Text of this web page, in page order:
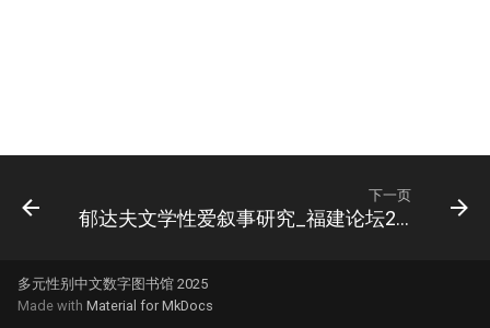
下一页
郁达夫文学性爱叙事研究_福建论坛2012
多元性别中文数字图书馆 2025
Made with Material for MkDocs